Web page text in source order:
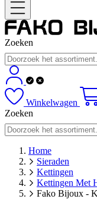
Zoeken
Winkelwagen
Zoeken
Home
Sieraden
Kettingen
Kettingen Met
Fako Bijoux -